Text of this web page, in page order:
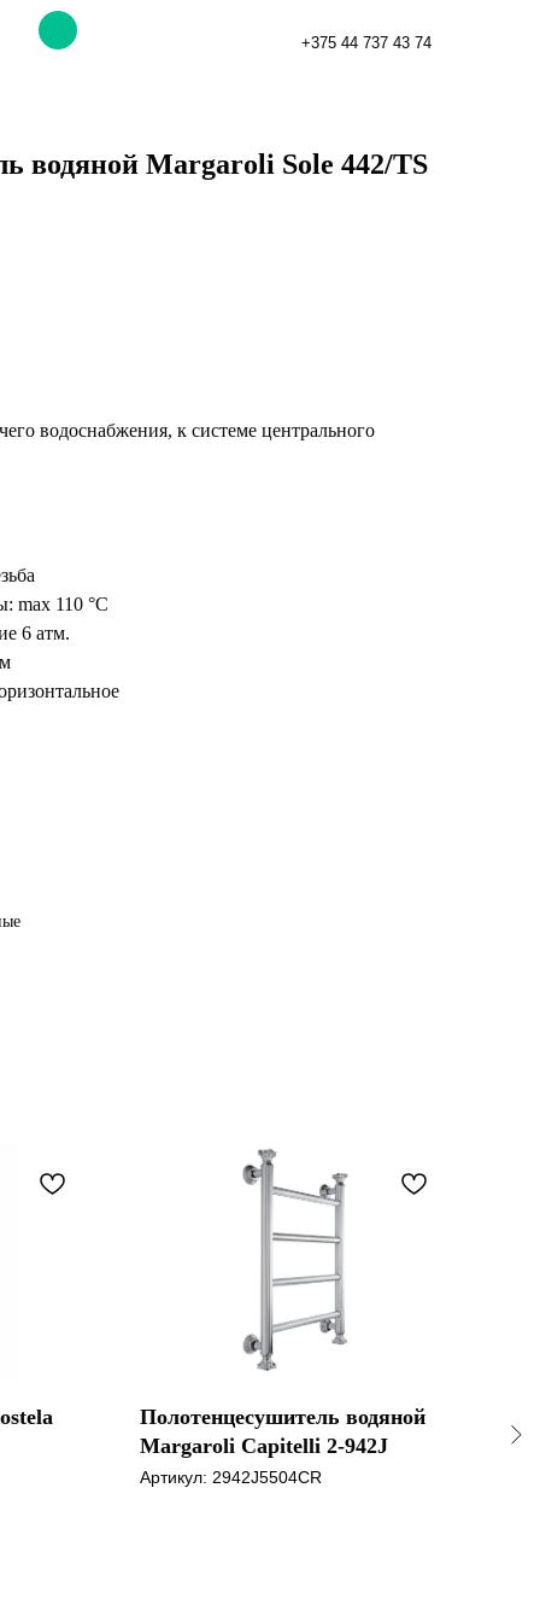
водяной Margaroli Sole 442/TS
водоснабжения, к системе центрального
max 110 °С
6 атм.
Полотенцесушитель водяной
Margaroli Capitelli 2-942J
Артикул: 2942J5504CR